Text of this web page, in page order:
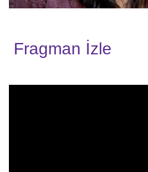
Fragman İzle